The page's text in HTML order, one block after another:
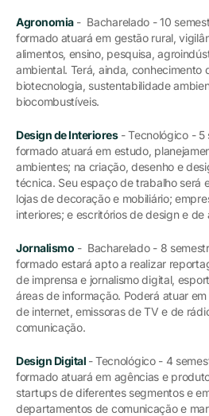
Agronomia- Bacharelado - 10
formado atuará em gestão rural,
alimentos, ensino, pesquisa,
ambiental. Terá, ainda, conhecimento
biotecnologia, sustentabilidade
biocombustíveis.
Design de Interiores- Tecnológico - 5
formado atuará em estudo,
ambientes; na criação, desenho e
técnica. Seu espaço de trabalho será
lojas de decoração e mobiliário;
interiores; e escritórios de design e de
Jornalismo - Bacharelado - 8
formado estará apto a realizar
de imprensa e jornalismo digital,
áreas de informação. Poderá atuar
de internet, emissoras de TV e de
comunicação.
Design Digital - Tecnológico - 4
formado atuará em agências e
startups de diferentes segmentos e
departamentos de comunicação e